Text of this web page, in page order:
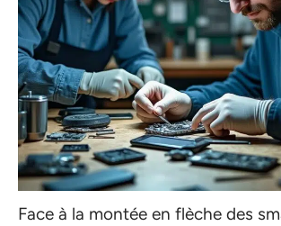
Face à la montée en flèche des